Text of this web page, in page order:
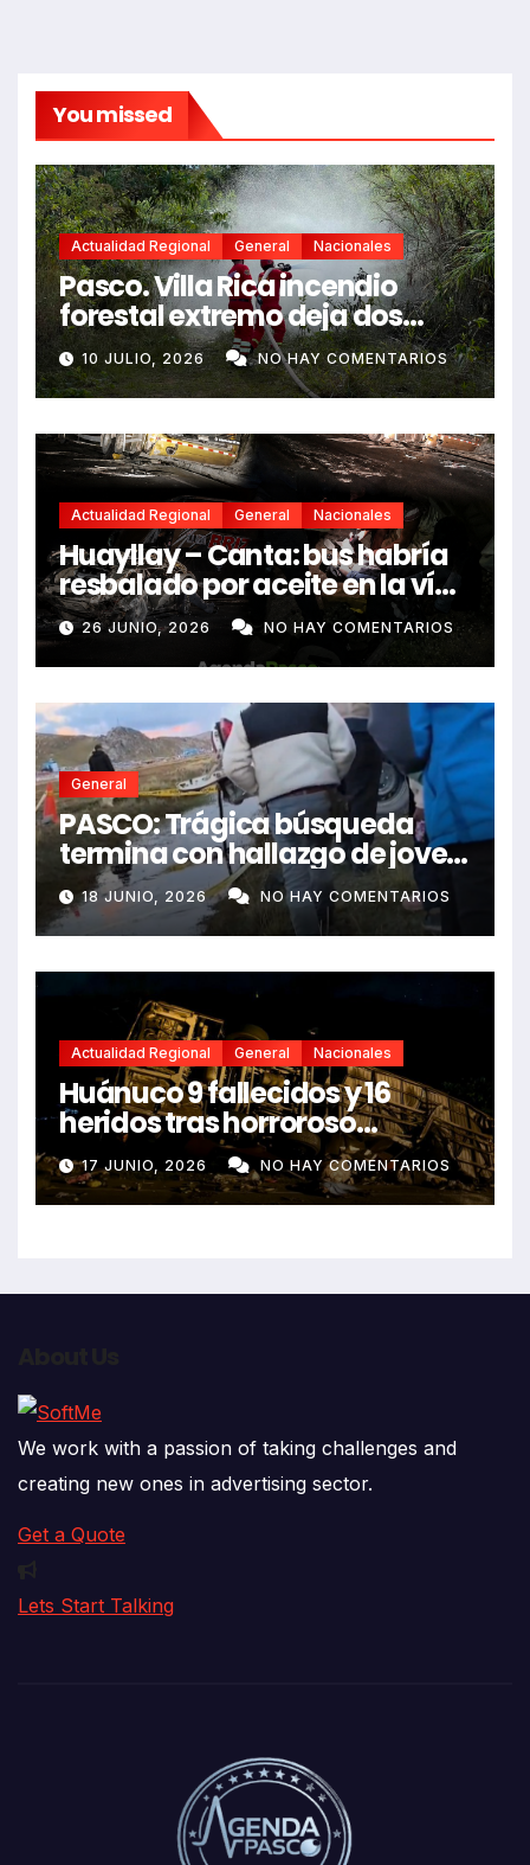
You missed
Actualidad Regional General Nacionales
Pasco. Villa Rica incendio
forestal extremo deja dos
fallecidos y heridos
10 JULIO, 2026 NO HAY COMENTARIOS
Actualidad Regional General Nacionales
Huayllay – Canta: bus habría
resbalado por aceite en la vía
e impactó auto siniestrado
dejando dos fallecidos
26 JUNIO, 2026 NO HAY COMENTARIOS
General
PASCO: Trágica búsqueda
termina con hallazgo de joven
sin vida en Rancas
18 JUNIO, 2026 NO HAY COMENTARIOS
Actualidad Regional General Nacionales
Huánuco 9 fallecidos y 16
heridos tras horroroso
despiste de bus Real Chancas
que impactó contra vivienda
17 JUNIO, 2026 NO HAY COMENTARIOS
We work with a passion of taking challenges and
creating new ones in advertising sector.
Get a Quote
Lets Start Talking